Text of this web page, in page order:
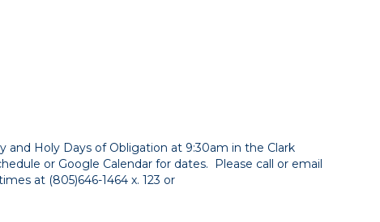
and Holy Days of Obligation at 9:30am in the Clark
or Google Calendar for dates. Please call or email
at (805)646-1464 x. 123 or